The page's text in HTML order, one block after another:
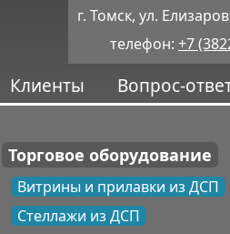
г. Томск, ул.
телефон: +7
Клиенты Вопрос-
Торговое оборудование
Витрины и прилавки из ДСП
Стеллажи из ДСП